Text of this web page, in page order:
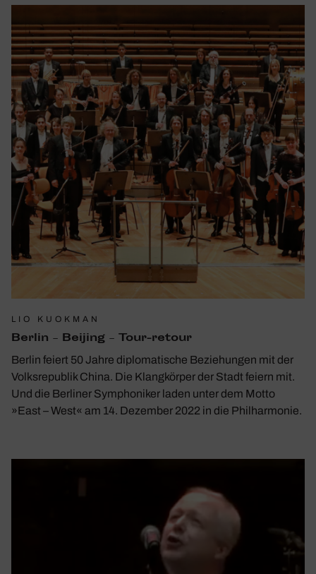
LIO KUOKMAN
Berlin – Beijing – Tour-retour
Berlin feiert 50 Jahre diplomatische Beziehungen mit der
Volksrepublik China. Die Klangkörper der Stadt feiern mit.
Und die Berliner Symphoniker laden unter dem Motto
»East – West« am 14. Dezember 2022 in die Philharmonie.